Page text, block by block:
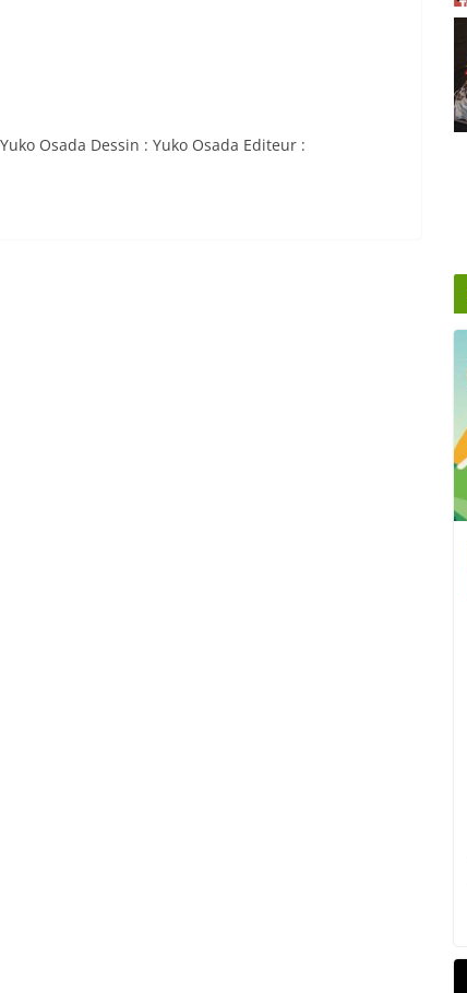
Osada Dessin : Yuko Osada Editeur :